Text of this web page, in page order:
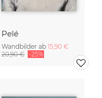
Pelé
Wandbilder ab 15,90 €
20,90 € -25%